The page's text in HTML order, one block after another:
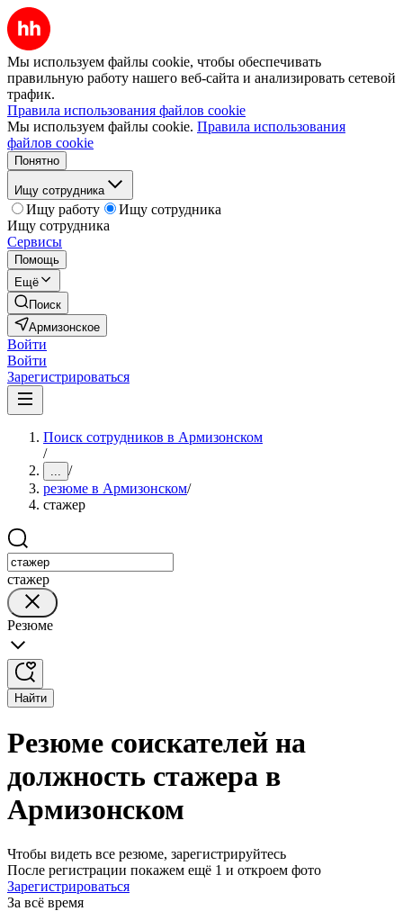
Мы используем файлы cookie, чтобы обеспечивать
правильную работу нашего веб-сайта и анализировать сетевой
трафик.
Правила использования файлов cookie
Мы используем файлы cookie. Правила использования
файлов cookie
Понятно
Ищу сотрудника
Ищу работу
Ищу сотрудника
Ищу сотрудника
Сервисы
Помощь
Ещё
Поиск
Армизонское
Войти
Войти
Зарегистрироваться
Поиск сотрудников в Армизонском
/
... /
резюме в Армизонском/
стажер
стажер
Резюме
Найти
Резюме соискателей на
должность стажера в
Армизонском
Чтобы видеть все резюме, зарегистрируйтесь
После регистрации покажем ещё 1 и откроем фото
Зарегистрироваться
За всё время